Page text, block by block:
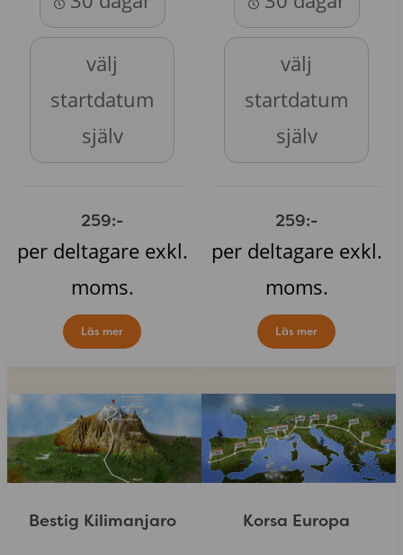
välj
startdatum
själv
259:-
per deltagare exkl.
moms.
Läs mer
välj
startdatum
själv
259:-
per deltagare exkl.
moms.
Läs mer
Bestig Kilimanjaro Korsa Europa